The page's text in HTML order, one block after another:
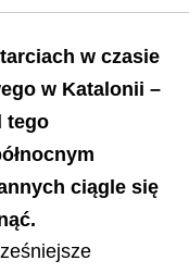
w czasie
w Katalonii –
tego
ciągle się